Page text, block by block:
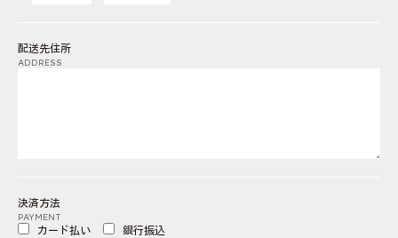
配送先住所
ADDRESS
決済方法
PAYMENT
カード払い 銀行振込